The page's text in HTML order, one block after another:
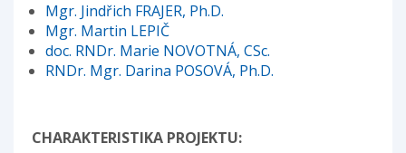
Mgr. Jindřich FRAJER, Ph.D.
Mgr. Martin LEPIČ
doc. RNDr. Marie NOVOTNÁ, CSc.
RNDr. Mgr. Darina POSOVÁ, Ph.D.
CHARAKTERISTIKA PROJEKTU: